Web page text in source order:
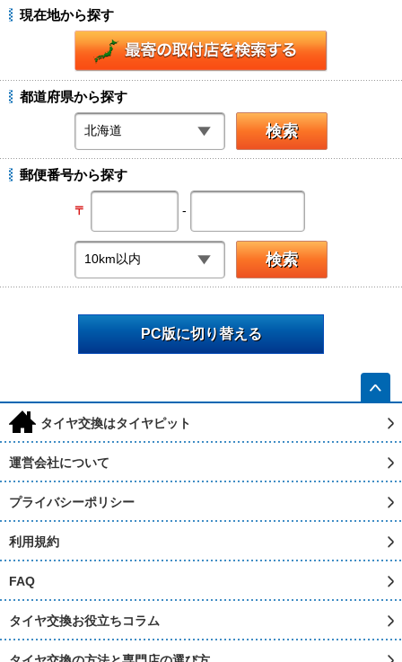
現在地から探す
都道府県から探す
郵便番号から探す
〒 -
PC版に切り替える
h タイヤ交換はタイヤピット
運営会社について
プライバシーポリシー
利用規約
FAQ
タイヤ交換お役立ちコラム